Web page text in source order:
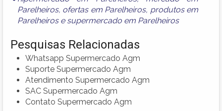
Parelheiros, ofertas em Parelheiros, produtos em
Parelheirose supermercado em Parelheiros
Pesquisas Relacionadas
Whatsapp Supermercado Agm
Suporte Supermercado Agm
Atendimento Supermercado Agm
SAC Supermercado Agm
Contato Supermercado Agm